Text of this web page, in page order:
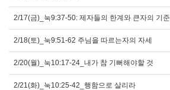
2/17(금)_눅9:37-50: 제자들의 한계와 큰자의 기준
2/18(토)_눅9:51-62 주님을 따르는자의 자세
2/20(월)_눅10:17-24_내가 참 기뻐해야할 것
2/21(화)_눅10:25-42_행함으로 살리라